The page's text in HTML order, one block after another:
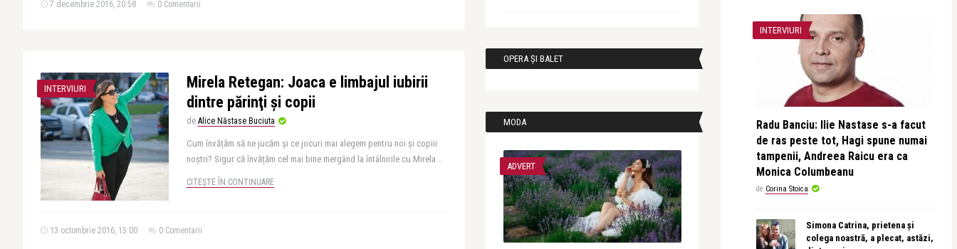
7 decembrie 2016, 20:58 0 Comentarii
INTERVIURI
Mirela Retegan: Joaca e limbajul iubirii
dintre părinţi şi copii
de Alice Năstase Buciuta
Cum învățăm să ne jucăm și ce jocuri mai alegem pentru noi și copiii
noștri? Sigur că învățăm cel mai bine mergând la întâlnirile cu Mirela ..
CITEȘTE ÎN CONTINUARE
13 octombrie 2016, 15:00 0 Comentarii
OPERA ȘI BALET
MODA
ADVERT
INTERVIURI
Radu Banciu: Ilie Nastase s-a facut
de ras peste tot, Hagi spune numai
tampenii, Andreea Raicu era ca
Monica Columbeanu
de Corina Stoica
Simona Catrina, prietena și
colega noastră, a plecat, astăzi,